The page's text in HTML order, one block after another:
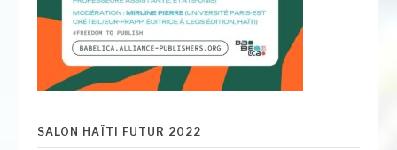
SALON HAÏTI FUTUR 2022